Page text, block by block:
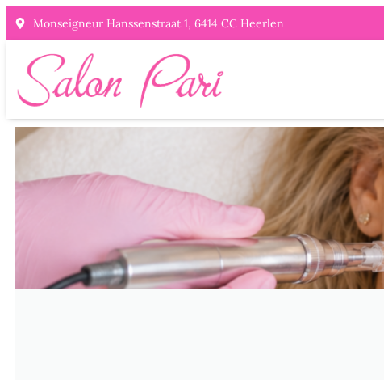
Monseigneur Hanssenstraat 1, 6414 CC Heerlen